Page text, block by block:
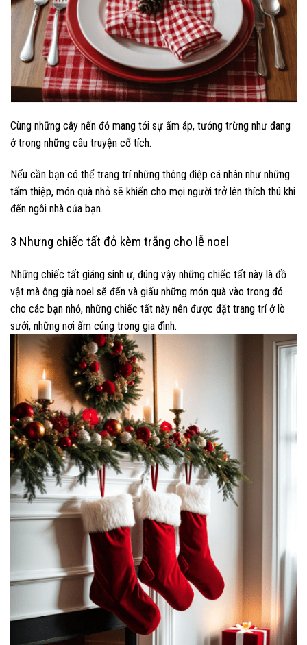
Cùng những cây nến đỏ mang tới sự ấm áp, tưởng trừng như đang
ở trong những câu truyện cổ tích.
Nếu cần bạn có thể trang trí những thông điệp cá nhân như những
tấm thiệp, món quà nhỏ sẽ khiến cho mọi người trở lên thích thú khi
đến ngôi nhà của bạn.
3 Nhưng chiếc tất đỏ kèm trắng cho lễ noel
Những chiếc tất giáng sinh ư, đúng vậy những chiếc tất này là đồ
vật mà ông già noel sẽ đến và giấu những món quà vào trong đó
cho các bạn nhỏ, những chiếc tất này nên được đặt trang trí ở lò
sưởi, những nơi ấm cúng trong gia đình.